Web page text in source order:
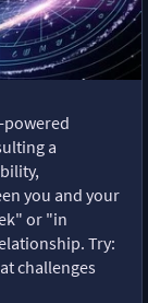
powered
a
you and your
or "in
Try:
challenges